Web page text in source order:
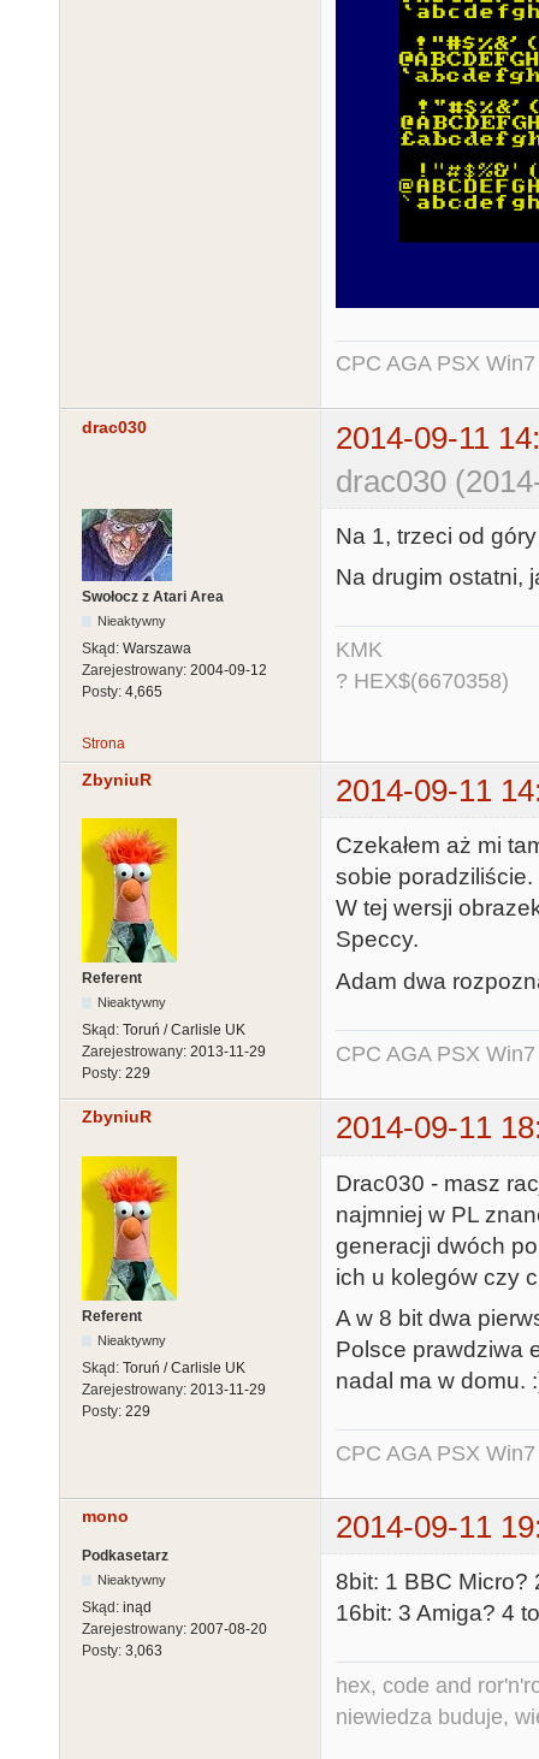
CPC AGA PSX
drac030
2014-09-11
drac030
Swołocz z Atari Area
Nieaktywny
Skąd: Warszawa
Zarejestrowany: 2004-09-12
Posty: 4,665
Na 1, trzeci od
Na drugim ostatni,
KMK
? HEX$(6670358)
Strona
ZbyniuR 2014-09-11
Referent
Nieaktywny
Skąd: Toruń / Carlisle UK
Zarejestrowany: 2013-11-29
Posty: 229
Czekałem aż mi
sobie poradziliście.
W tej wersji
Speccy.
Adam dwa
CPC AGA PSX
ZbyniuR 2014-09-11
Referent
Nieaktywny
Skąd: Toruń / Carlisle UK
Zarejestrowany: 2013-11-29
Posty: 229
Drac030 - masz
najmniej w PL
generacji dwóch
ich u kolegów czy
A w 8 bit dwa
Polsce prawdziwa
nadal ma w domu.
CPC AGA PSX
mono 2014-09-11
Podkasetarz
Nieaktywny
Skąd: inąd
Zarejestrowany: 2007-08-20
Posty: 3,063
8bit: 1 BBC Micro?
16bit: 3 Amiga? 4
hex, code and
niewiedza buduje,